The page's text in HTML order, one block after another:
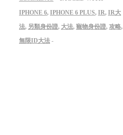
IPHONE 6, IPHONE 6 PLUS, IR, IR大
法, 另類身份證, 大法, 寵物身份證, 攻略,
無限ID大法